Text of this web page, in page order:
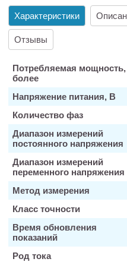
Характеристики
Отзывы
Потребляемая мощность,
более
Напряжение питания, В
Количество фаз
Диапазон измерений
постоянного напряжения
Диапазон измерений
переменного напряжения
Метод измерения
Класс точности
Время обновления
показаний
Род тока